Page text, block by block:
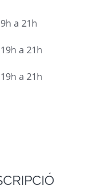
a 21h
a 21h
a 21h